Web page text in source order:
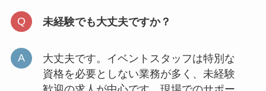
未経験でも大丈夫ですか？
大丈夫です。イベントスタッフは特別な
資格を必要としない業務が多く、未経験